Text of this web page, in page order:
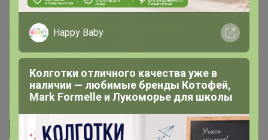
Happy Baby
Княженика
, Спасибо, что написали. фиолетовый
добавила
16 ноября, 2024 12:08
Княженика Автор уже получил заказ!